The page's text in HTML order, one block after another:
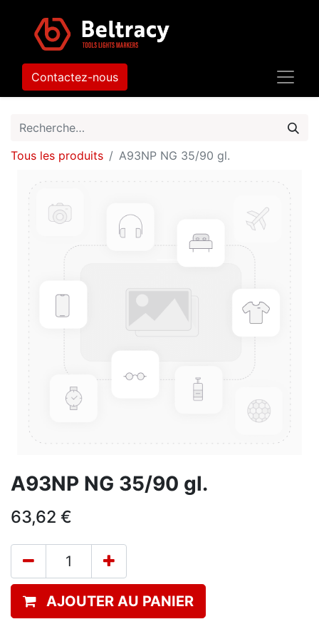
Contactez-nous
Tous les produits A93NP NG 35/90 gl.
A93NP NG 35/90 gl.
63,62 €
AJOUTER AU PANIER